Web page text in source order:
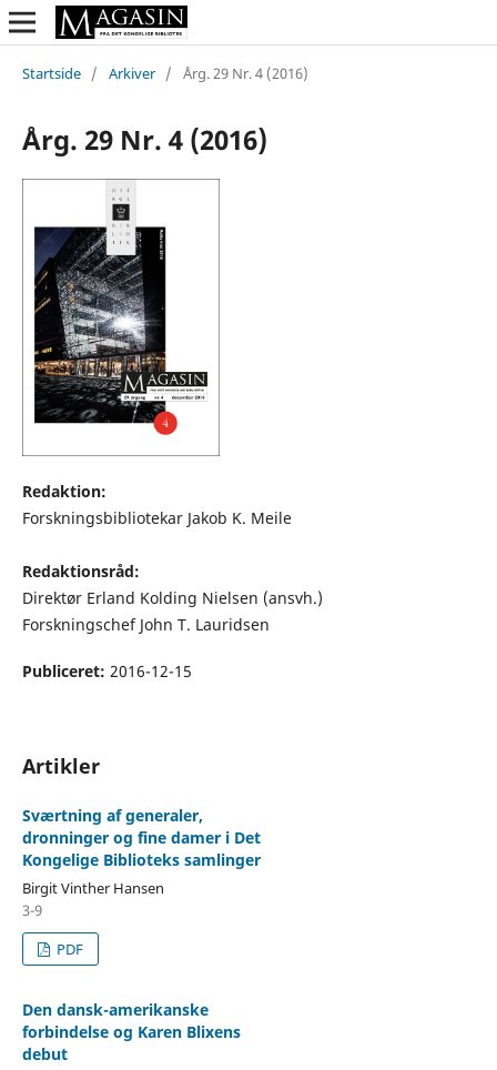
Startside / Arkiver / Årg. 29 Nr. 4 (2016)
Årg. 29 Nr. 4 (2016)
Redaktion:
Forskningsbibliotekar Jakob K. Meile
Redaktionsråd:
Direktør Erland Kolding Nielsen (ansvh.)
Forskningschef John T. Lauridsen
Publiceret: 2016-12-15
Artikler
Sværtning af generaler,
dronninger og fine damer i Det
Kongelige Biblioteks samlinger
Birgit Vinther Hansen
3-9
PDF
Den dansk-amerikanske
forbindelse og Karen Blixens
debut